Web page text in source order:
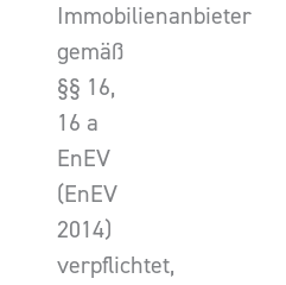
Immobilienanbieter
gemäß
§§ 16,
16 a
EnEV
(EnEV
2014)
verpflichtet,